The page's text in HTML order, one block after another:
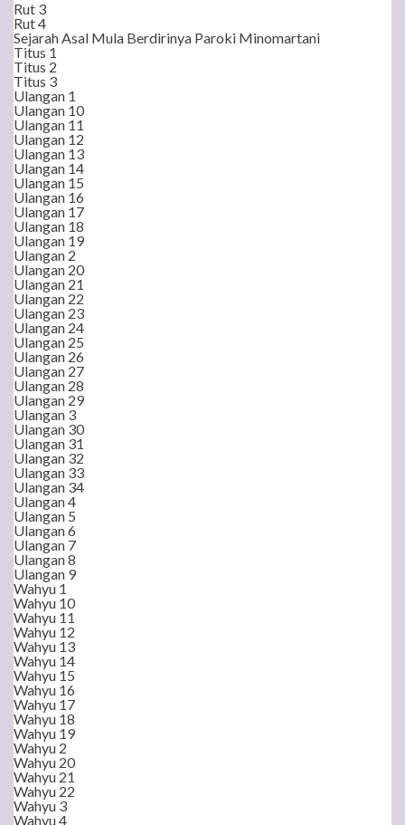
Rut 3
Rut 4
Sejarah Asal Mula Berdirinya Paroki Minomartani
Titus 1
Titus 2
Titus 3
Ulangan 1
Ulangan 10
Ulangan 11
Ulangan 12
Ulangan 13
Ulangan 14
Ulangan 15
Ulangan 16
Ulangan 17
Ulangan 18
Ulangan 19
Ulangan 2
Ulangan 20
Ulangan 21
Ulangan 22
Ulangan 23
Ulangan 24
Ulangan 25
Ulangan 26
Ulangan 27
Ulangan 28
Ulangan 29
Ulangan 3
Ulangan 30
Ulangan 31
Ulangan 32
Ulangan 33
Ulangan 34
Ulangan 4
Ulangan 5
Ulangan 6
Ulangan 7
Ulangan 8
Ulangan 9
Wahyu 1
Wahyu 10
Wahyu 11
Wahyu 12
Wahyu 13
Wahyu 14
Wahyu 15
Wahyu 16
Wahyu 17
Wahyu 18
Wahyu 19
Wahyu 2
Wahyu 20
Wahyu 21
Wahyu 22
Wahyu 3
Wahyu 4